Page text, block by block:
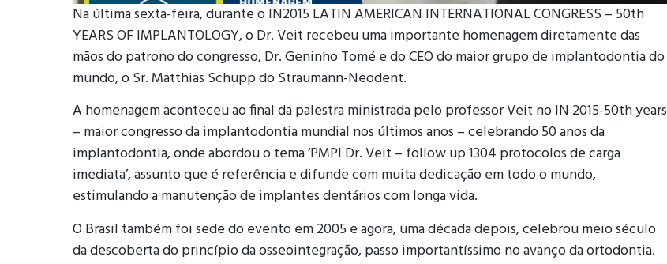
Na última sexta-feira, durante o IN2015 LATIN AMERICAN INTERNATIONAL CONGRESS – 50th
YEARS OF IMPLANTOLOGY, o Dr. Veit recebeu uma importante homenagem diretamente das
mãos do patrono do congresso, Dr. Geninho Tomé e do CEO do maior grupo de implantodontia do
mundo, o Sr. Matthias Schupp do Straumann-Neodent.
A homenagem aconteceu ao final da palestra ministrada pelo professor Veit no IN 2015-50th years
– maior congresso da implantodontia mundial nos últimos anos – celebrando 50 anos da
implantodontia, onde abordou o tema ‘PMPI Dr. Veit – follow up 1304 protocolos de carga
imediata’, assunto que é referência e difunde com muita dedicação em todo o mundo,
estimulando a manutenção de implantes dentários com longa vida.
O Brasil também foi sede do evento em 2005 e agora, uma década depois, celebrou meio século
da descoberta do princípio da osseointegração, passo importantíssimo no avanço da ortodontia.